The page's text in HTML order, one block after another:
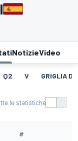
NotizieVideo
Q2 V GRIGLIA DI
le statistiche
#